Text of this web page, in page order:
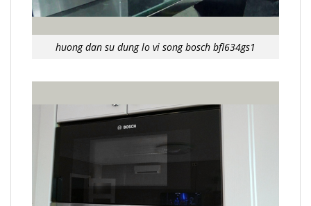
huong dan su dung lo vi song bosch bfl634gs1